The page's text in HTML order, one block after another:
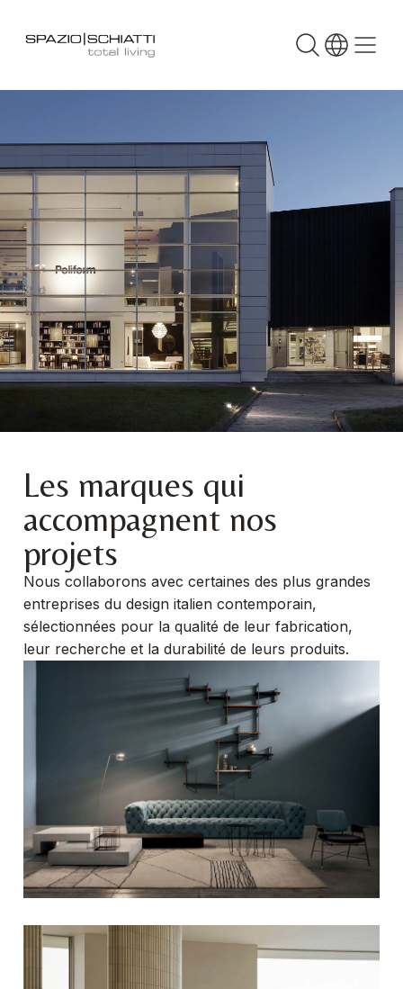
Les marques qui
accompagnent nos
projets
Nous collaborons avec certaines des plus grandes
entreprises du design italien contemporain,
sélectionnées pour la qualité de leur fabrication,
leur recherche et la durabilité de leurs produits.